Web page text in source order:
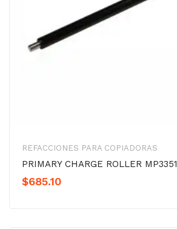
REFACCIONES PARA COPIADORAS
PRIMARY CHARGE ROLLER MP3351
$685.10